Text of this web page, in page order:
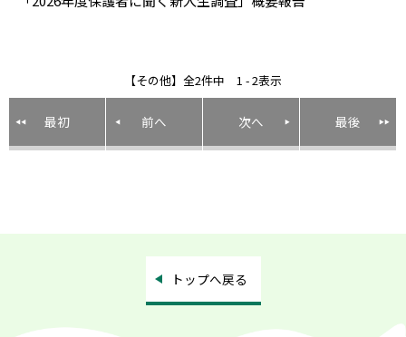
【その他】全2件中 1 - 2表示
最初 前へ 次へ 最後
トップへ戻る